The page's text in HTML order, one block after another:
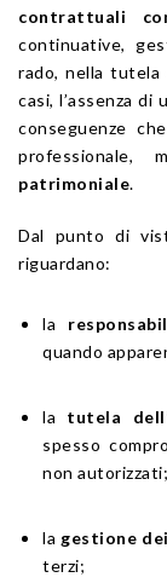
contrattuali
continuative,
rado, nella tutela
casi, l’assenza di
conseguenze
professionale,
patrimoniale.
Dal punto di
riguardano:
la
quando
la tutela
spesso
non autorizzati;
la gestione
terzi;